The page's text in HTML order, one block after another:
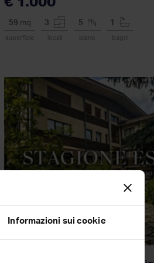
Informazioni sui cookie
59 mq
superficie
3
locali
5
piano
1
bagni